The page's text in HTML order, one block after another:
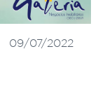
09/07/2022